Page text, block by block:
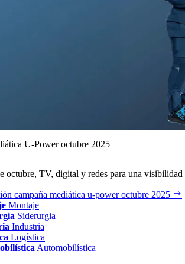
U‑Power octubre 2025
octubre, TV, digital y redes para una
campaña mediática u‑power octubre 2025
Montaje
Siderurgia
Industria
Logística
Automobilística